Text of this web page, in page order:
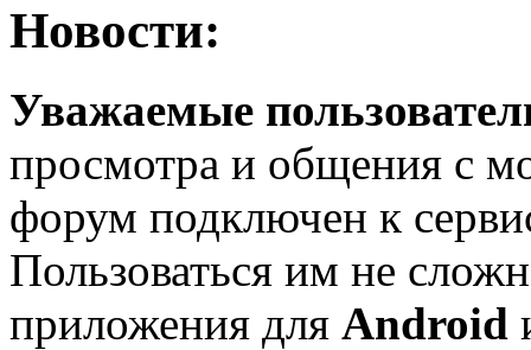
Новости:
Уважаемые
просмотра и общения с
форум подключен к
Пользоваться им не
приложения для Android